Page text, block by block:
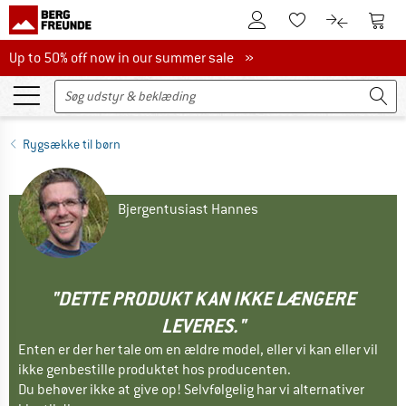
Til kundekontoenTil huskesedlen.
Til Til
Up to 50% off now in our summer sale
Up to 50% off now in our summer sale »
Rygsække til børn
Bjergentusiast Hannes
"DETTE PRODUKT KAN IKKE LÆNGERE
LEVERES."
Enten er der her tale om en ældre model, eller vi kan eller vil
ikke genbestille produktet hos producenten.
Du behøver ikke at give op! Selvfølgelig har vi alternativer